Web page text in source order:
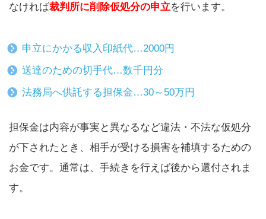
なければ裁判所に削除仮処分の申立を行います。
申立にかかる収入印紙代…2000円
送達のための切手代…数千円分
法務局へ供託する担保金…30～50万円
担保金は内容が事実と異なるなど違法・不法な仮処分
が下されたとき、相手が受ける損害を補填するための
お金です。通常は、手続きを行えば後から還付されま
す。